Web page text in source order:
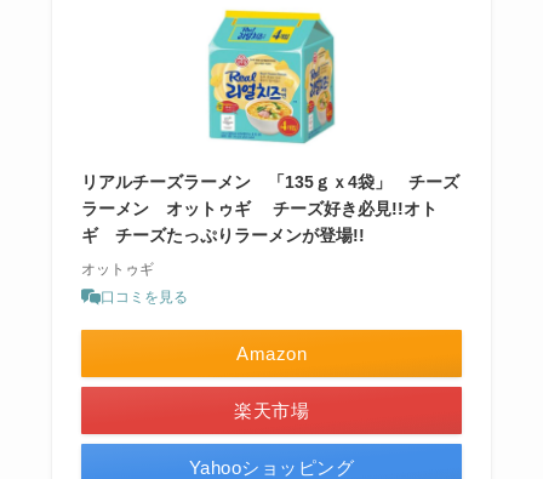
リアルチーズラーメン 「135ｇｘ4袋」 チーズ
ラーメン オットゥギ チーズ好き必見!!オト
ギ チーズたっぷりラーメンが登場!!
オットゥギ
口コミを見る
Amazon
楽天市場
Yahooショッピング